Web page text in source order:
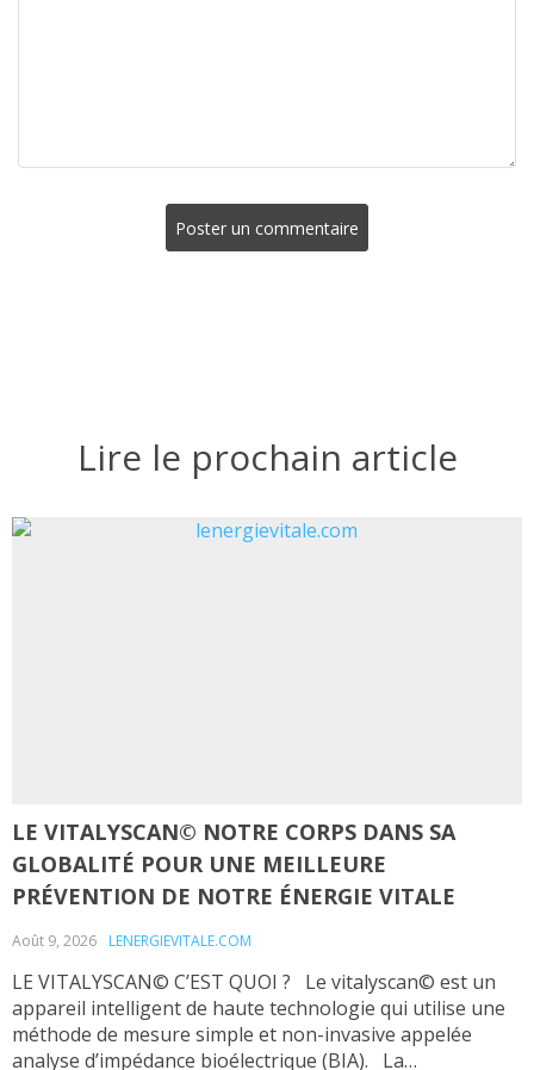
Poster un commentaire
Lire le prochain article
LE VITALYSCAN© NOTRE CORPS DANS SA
GLOBALITÉ POUR UNE MEILLEURE
PRÉVENTION DE NOTRE ÉNERGIE VITALE
Août 9, 2026 LENERGIEVITALE.COM
LE VITALYSCAN© C’EST QUOI ? Le vitalyscan© est un
appareil intelligent de haute technologie qui utilise une
méthode de mesure simple et non-invasive appelée
analyse d’impédance bioélectrique (BIA). La